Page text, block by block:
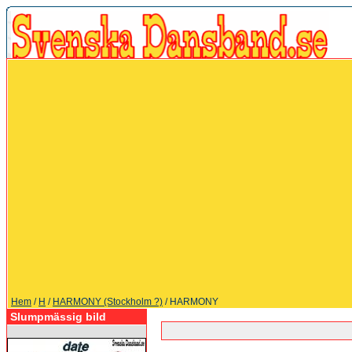
Hem / H / HARMONY (Stockholm ?) / HARMONY
Slumpmässig bild